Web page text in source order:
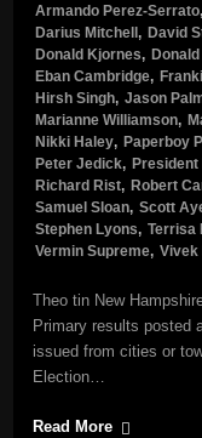
Armando Perez-Serrato,
Darius Mitchell , David
Donald Kjornes,
Eban Cambridge,
Hirsh Singh, Jason
Marianne Williamson,
Nikki Haley, Paperboy
Peter Jedick, President
Richard Rist, Robert
Samuel Sloan, Scott
Stephen Lyons, Terrisa
Vermin Supreme, Vivek
Theo tin New
Primary results posted
issued from cities or
Election…
Read More